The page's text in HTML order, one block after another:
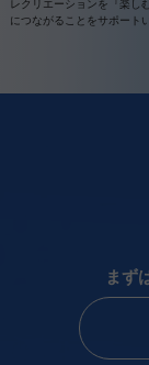
につながることをサポート
まず